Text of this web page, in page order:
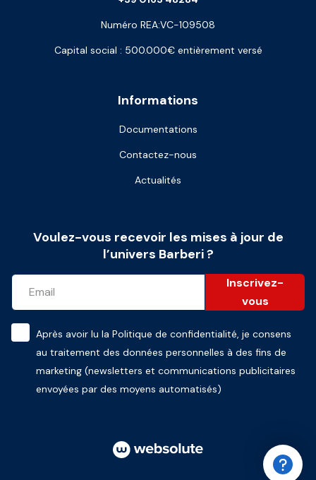
Informations
Documentations
Contactez-nous
Actualités
Numéro REA:VC-109508
Capital social : 500.000€ entièrement versé
Voulez-vous recevoir les mises à jour de
l’univers Barberi ?
Inscrivez-
vous
Après avoir lu la Politique de confidentialité , je consens
au traitement des données personnelles à des fins de
marketing (newsletters et communications publicitaires
envoyées par des moyens automatisés)